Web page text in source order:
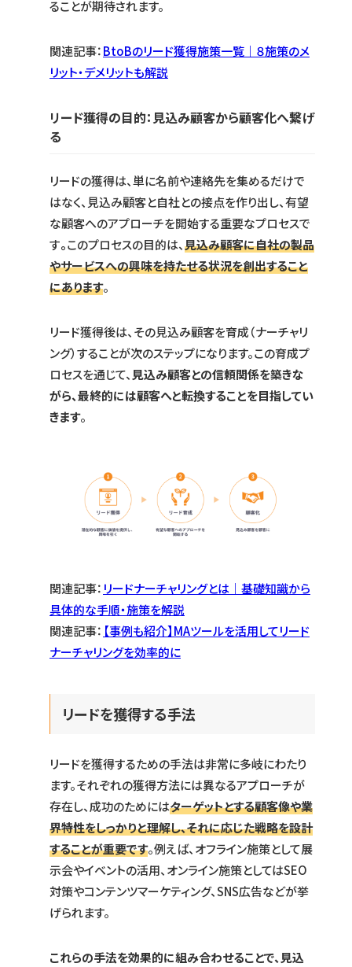
ることが期待されます。
関連記事：BtoBのリード獲得施策一覧｜８施策のメ
リット・デメリットも解説
リード獲得の目的：見込み顧客から顧客化へ繋げ
る
リードの獲得は、単に名前や連絡先を集めるだけで
はなく、見込み顧客と自社との接点を作り出し、有望
な顧客へのアプローチを開始する重要なプロセスで
す。このプロセスの目的は、見込み顧客に自社の製品
やサービスへの興味を持たせる状況を創出すること
にあります。
リード獲得後は、その見込み顧客を育成（ナーチャリ
ング）することが次のステップになります。この育成プ
ロセスを通じて、見込み顧客との信頼関係を築きな
がら、最終的には顧客へと転換することを目指してい
きます。
関連記事： リードナーチャリングとは｜基礎知識から
具体的な手順・施策を解説
関連記事： 【事例も紹介】MAツールを活用してリード
ナーチャリングを効率的に
リードを獲得する手法
リードを獲得するための手法は非常に多岐にわたり
ます。それぞれの獲得方法には異なるアプローチが
存在し、成功のためにはターゲットとする顧客像や業
界特性をしっかりと理解し、それに応じた戦略を設計
することが重要です。例えば、オフライン施策として展
示会やイベントの活用、オンライン施策としてはSEO
対策やコンテンツマーケティング、SNS広告などが挙
げられます。
これらの手法を効果的に組み合わせることで、見込